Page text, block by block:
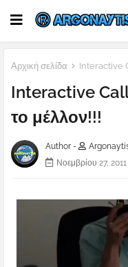
Αρχική σελίδα Interactive
Interactive Call
το μέλλον!!!
Author -
Νοεμβρίου 27, 2011